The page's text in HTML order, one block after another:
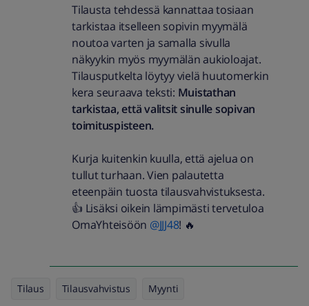
Tilausta tehdessä kannattaa tosiaan
tarkistaa itselleen sopivin myymälä
noutoa varten ja samalla sivulla
näkyykin myös myymälän aukioloajat.
Tilausputkelta löytyy vielä huutomerkin
kera seuraava teksti: Muistathan
tarkistaa, että valitsit sinulle sopivan
toimituspisteen.
Kurja kuitenkin kuulla, että ajelua on
tullut turhaan. Vien palautetta
eteenpäin tuosta tilausvahvistuksesta.
👍 Lisäksi oikein lämpimästi tervetuloa
OmaYhteisöön @JJJ48! 🔥
Tilaus Tilausvahvistus Myynti